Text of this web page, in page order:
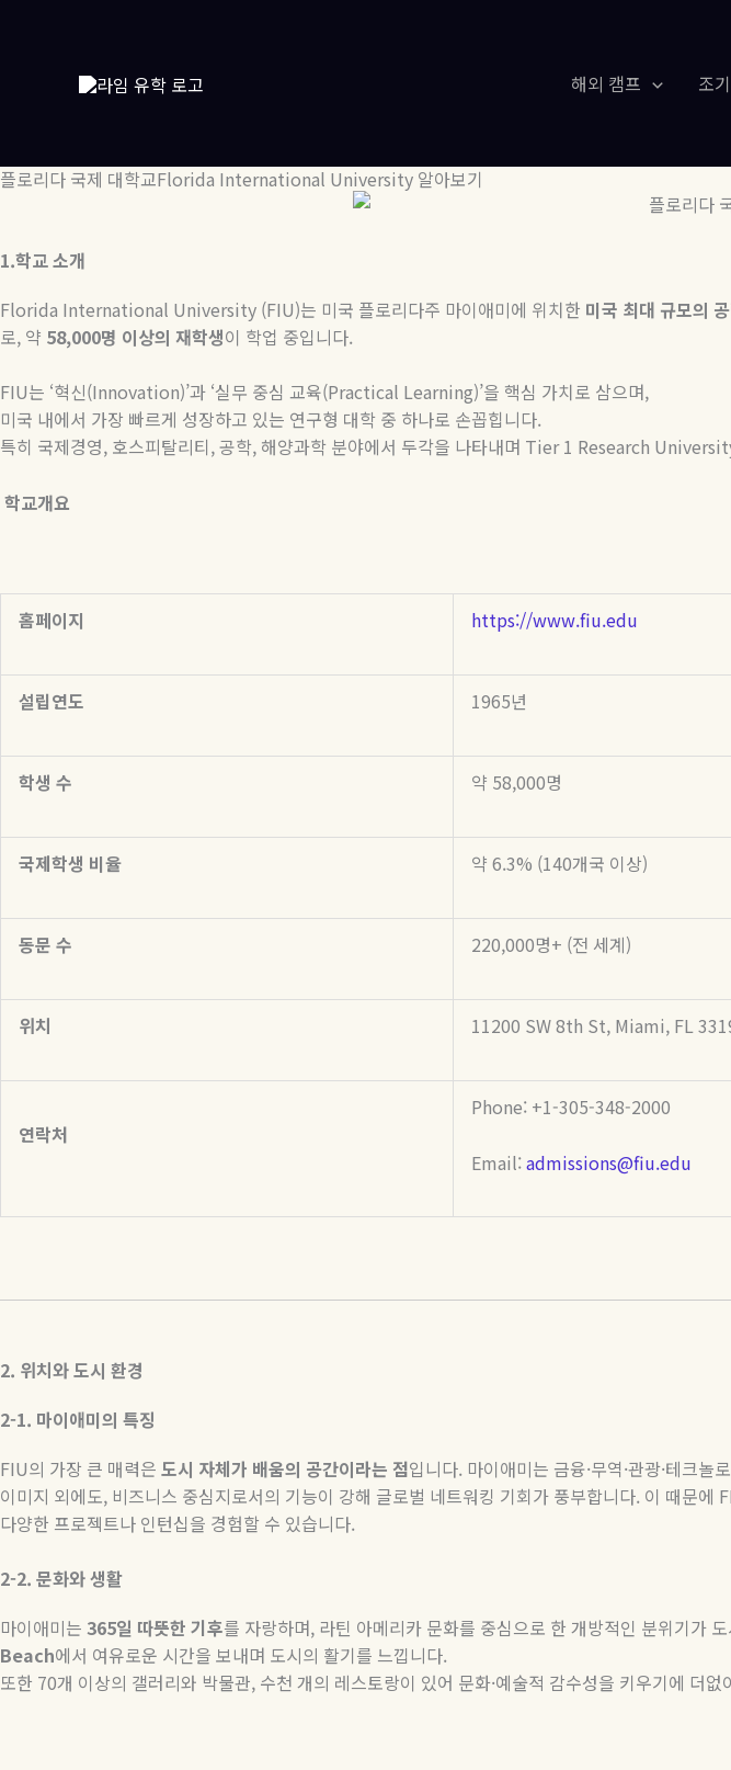
뛰
해외 캠프 조
플로리다 국제 대학교Florida International University 알아보기
1.학교소개
Florida International University (FIU)는 미국 플로리다주 마이애미에 위치한 미국 최대 규모의
로, 약 58,000명 이상의 재학생이 학업 중입니다.
FIU는 ‘혁신(Innovation)’과 ‘실무 중심 교육(Practical Learning)’을 핵심 가치로 삼으며,
미국 내에서 가장 빠르게 성장하고 있는 연구형 대학 중 하나로 손꼽힙니다.
특히 국제경영, 호스피탈리티,공학, 해양과학 분야에서 두각을 나타내며 Tier 1 Research
학교개요
홈페이지 https://www.fiu.edu
설립연도 1965년
학생 수 약 58,000명
국제학생 비율 약 6.3% (140개국 이상)
동문 수 220,000명+ (전 세계)
위치 11200 SW 8th St, Miami, FL
연락처
Phone: +1-305-348-2000
Email:admissions@fiu.edu
2. 위치와도시 환경
2-1. 마이애미의 특징
FIU의 가장 큰 매력은 도시 자체가 배움의 공간이라는 점입니다. 마이애미는 금융·무역·관광·테크놀
이미지 외에도, 비즈니스 중심지로서의 기능이 강해 글로벌 네트워킹 기회가 풍부합니다. 이 때문에
다양한 프로젝트나 인턴십을 경험할 수 있습니다.
2-2. 문화와생활
마이애미는 365일 따뜻한 기후를 자랑하며, 라틴 아메리카 문화를 중심으로 한 개방적인 분위기가
Beach에서 여유로운 시간을 보내며 도시의 활기를 느낍니다.
또한 70개 이상의 갤러리와 박물관, 수천 개의 레스토랑이 있어 문화·예술적 감수성을 키우기에 더없